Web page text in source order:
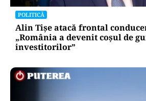
POLITICĂ
Alin Tișe atacă frontal
„România a devenit coșul de
investitorilor”